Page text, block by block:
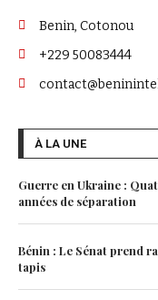
Benin, Cotonou
+229 50083444
À LA UNE
Guerre en Ukraine :
années de séparation
Bénin : Le Sénat prend
tapis